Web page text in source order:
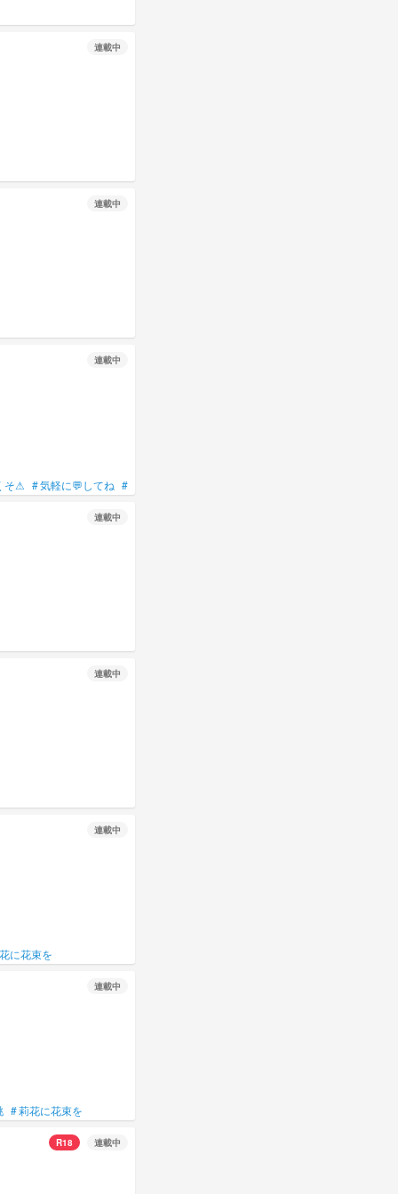
連載中
連載中
連載中
そ⚠ #気軽に💬してね #
連載中
連載中
連載中
に花束を
連載中
#莉花に花束を
R18 連載中